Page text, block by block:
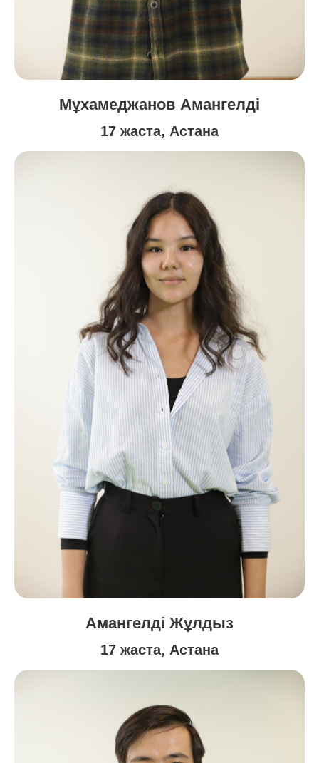
Мұхамеджанов Амангелді
17 жаста, Астана
Амангелді Жұлдыз
17 жаста, Астана